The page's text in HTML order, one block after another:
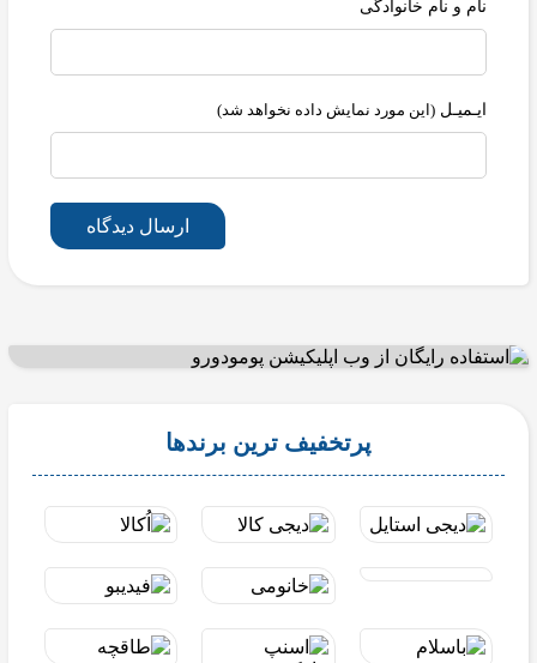
نام و نام خانوادگی
ایـمیـل (این مورد نمایش داده نخواهد شد)
ارسال دیدگاه
پرتخفیف ترین برندها